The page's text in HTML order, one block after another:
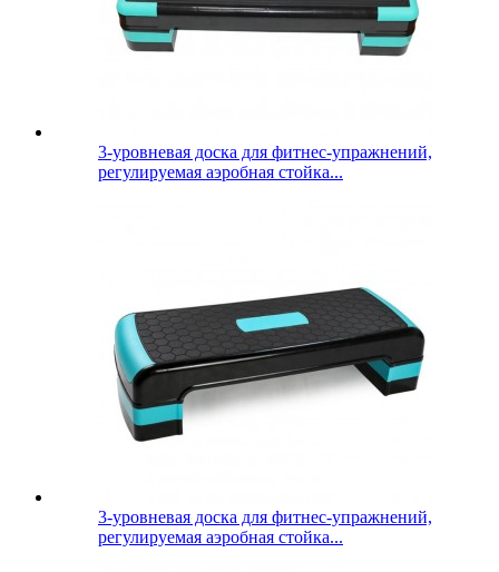
3-уровневая доска для фитнес-упражнений,
регулируемая аэробная стойка...
3-уровневая доска для фитнес-упражнений,
регулируемая аэробная стойка...